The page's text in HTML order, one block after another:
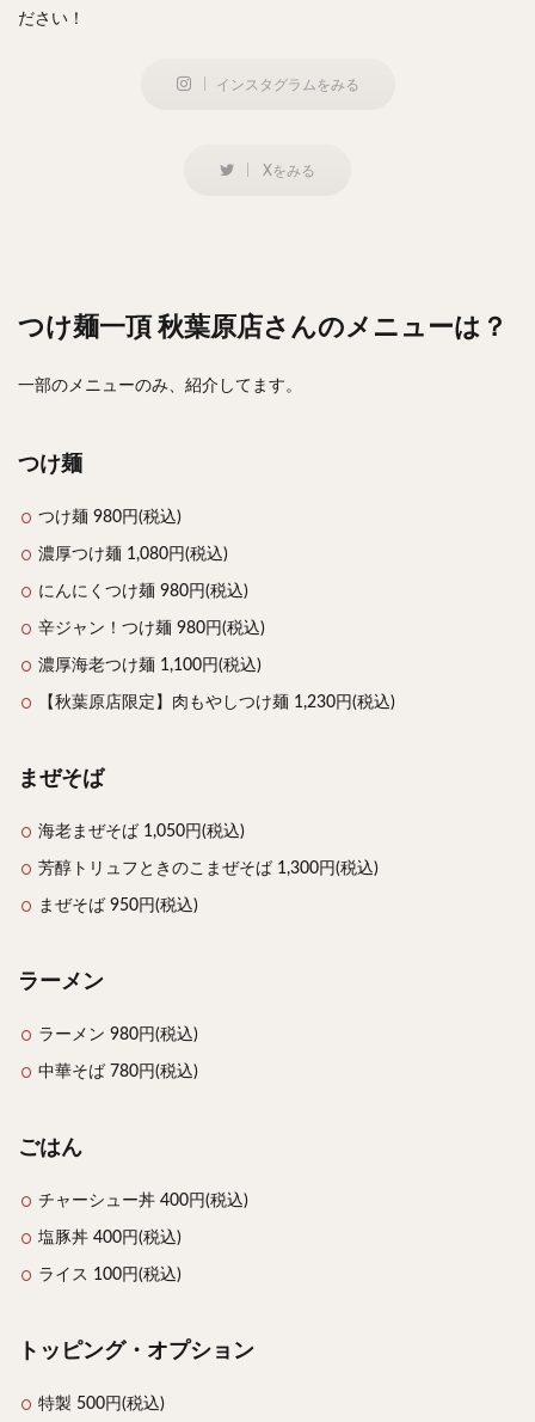
ださい！
インスタグラムをみる
Xをみる
つけ麺一頂 秋葉原店さんのメニューは？
一部のメニューのみ、紹介してます。
つけ麺
つけ麺 980円(税込)
濃厚つけ麺 1,080円(税込)
にんにくつけ麺 980円(税込)
辛ジャン！つけ麺 980円(税込)
濃厚海老つけ麺 1,100円(税込)
【秋葉原店限定】肉もやしつけ麺 1,230円(税込)
まぜそば
海老まぜそば 1,050円(税込)
芳醇トリュフときのこまぜそば 1,300円(税込)
まぜそば 950円(税込)
ラーメン
ラーメン 980円(税込)
中華そば 780円(税込)
ごはん
チャーシュー丼 400円(税込)
塩豚丼 400円(税込)
ライス 100円(税込)
トッピング・オプション
特製 500円(税込)